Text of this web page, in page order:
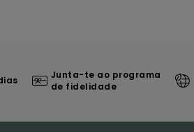
Junta-te ao programa
de fidelidade